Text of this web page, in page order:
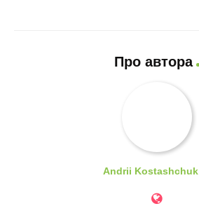
Про автора
Andrii Kostashchuk